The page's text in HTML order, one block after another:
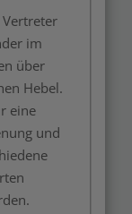
im
über
Hebel.
eine
und